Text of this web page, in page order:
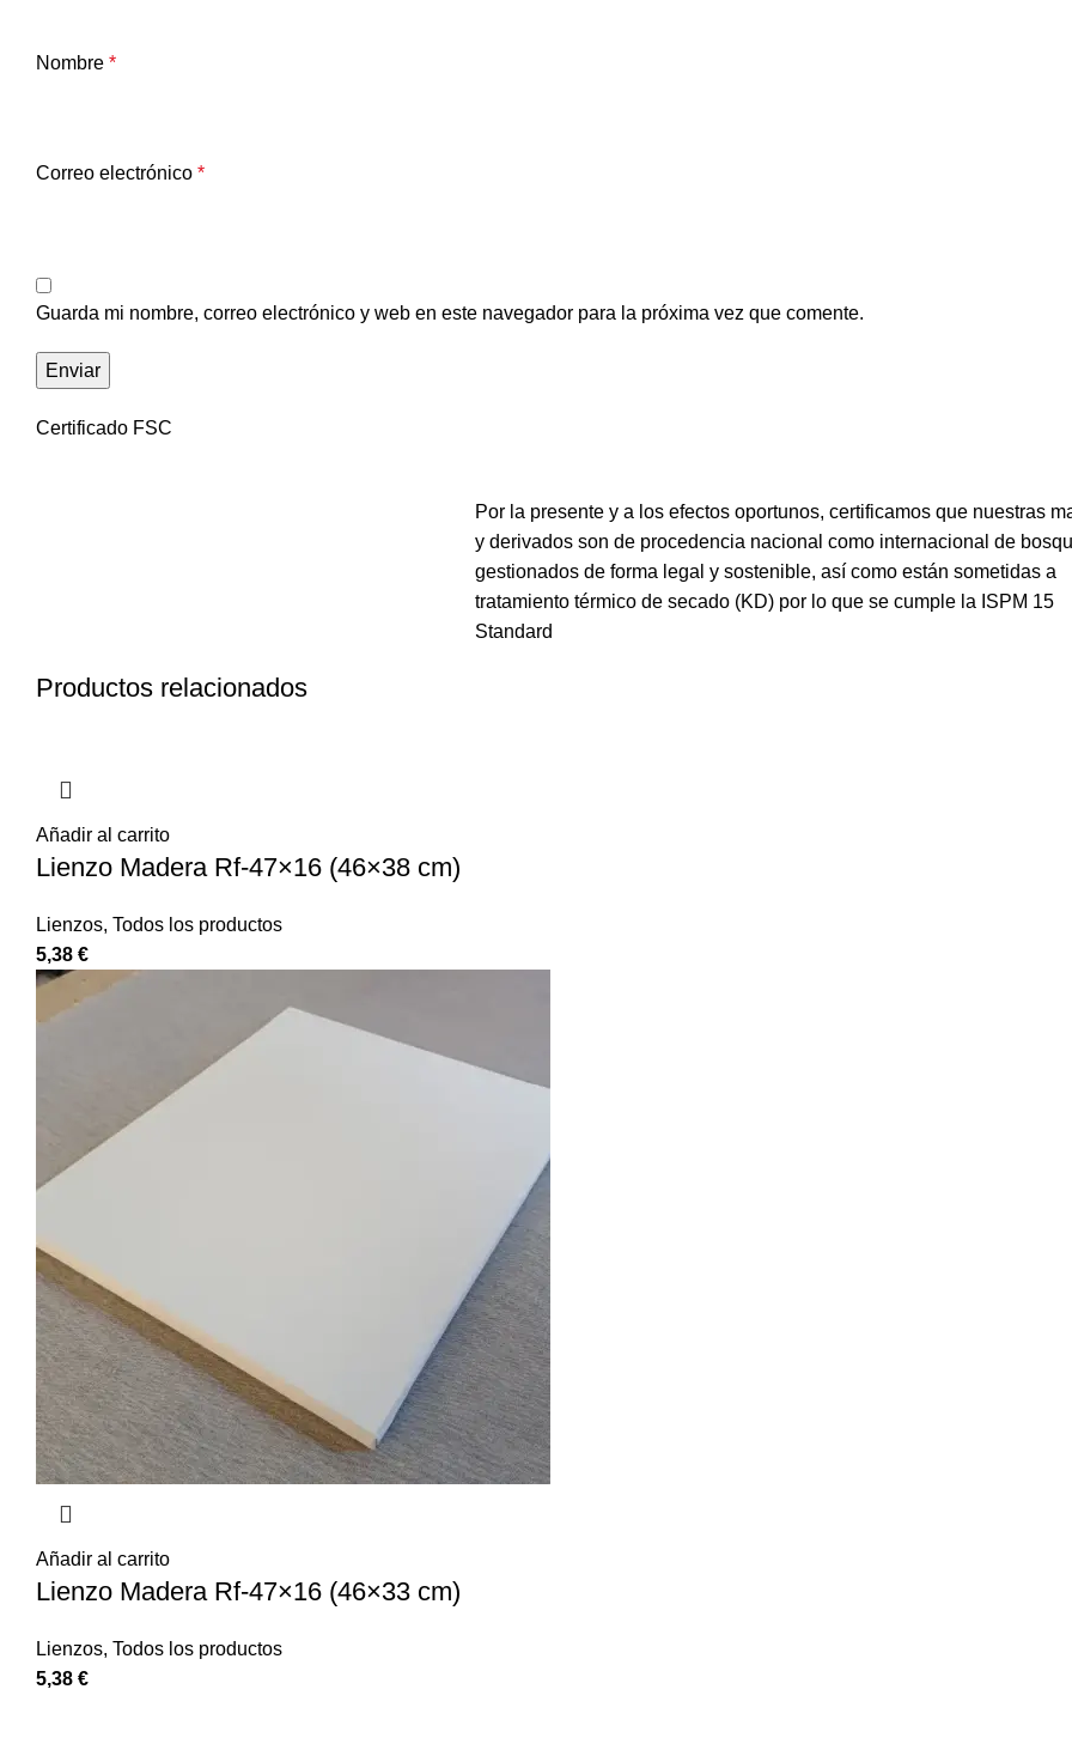
Nombre *
Correo electrónico *
Guarda mi nombre, correo electrónico y web en este navegador para la próxima vez que comente.
Certificado FSC
Por la presente y a los efectos oportunos, certificamos que nuestras
y derivados son de procedencia nacional como internacional de
gestionados de forma legal y sostenible, así como están sometidas a
tratamiento térmico de secado (KD) por lo que se cumple la ISPM 15
Standard
Productos relacionados
Añadir al carrito
Lienzo Madera Rf-47×16 (46×38 cm)
Lienzos, Todos los productos
5,38 €
Añadir al carrito
Lienzo Madera Rf-47×16 (46×33 cm)
Lienzos, Todos los productos
5,38 €